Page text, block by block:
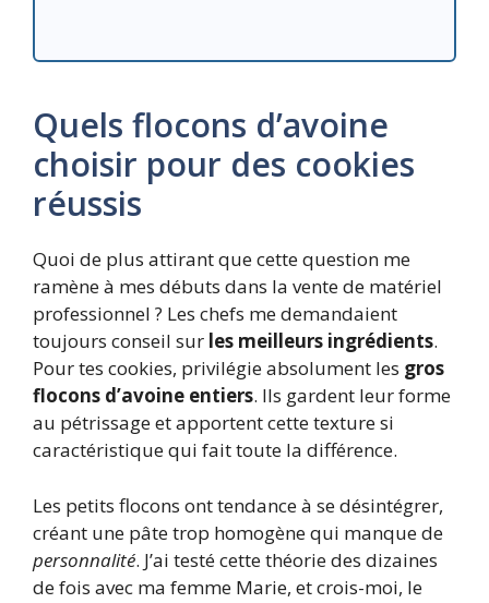
Quels flocons d’avoine
choisir pour des cookies
réussis
Quoi de plus attirant que cette question me
ramène à mes débuts dans la vente de matériel
professionnel ? Les chefs me demandaient
toujours conseil sur les meilleurs ingrédients.
Pour tes cookies, privilégie absolument les gros
flocons d’avoine entiers. Ils gardent leur forme
au pétrissage et apportent cette texture si
caractéristique qui fait toute la différence.
Les petits flocons ont tendance à se désintégrer,
créant une pâte trop homogène qui manque de
personnalité. J’ai testé cette théorie des dizaines
de fois avec ma femme Marie, et crois-moi, le